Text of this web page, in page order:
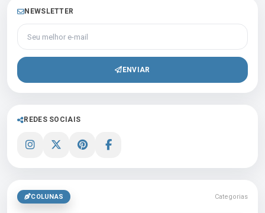
NEWSLETTER
Seu melhor e-mail
ENVIAR
REDES SOCIAIS
COLUNAS Categorias